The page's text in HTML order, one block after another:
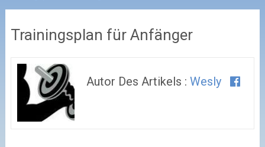
Trainingsplan für Anfänger
Autor Des Artikels :Wesly